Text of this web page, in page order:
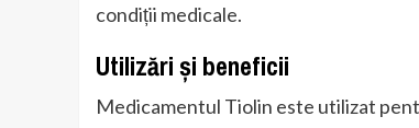
condiții medicale.
Utilizări și beneficii
Medicamentul Tiolin este utilizat